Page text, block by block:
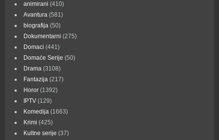
animirani (410)
Avantura (581)
biografija (50)
Dokumentarni (275)
Domaci (441)
Domaće Serije (50)
Drama (3108)
Fantazija (217)
Horor (1392)
IPTV (129)
Komedija (1663)
Krimi (425)
Kultne serije (37)